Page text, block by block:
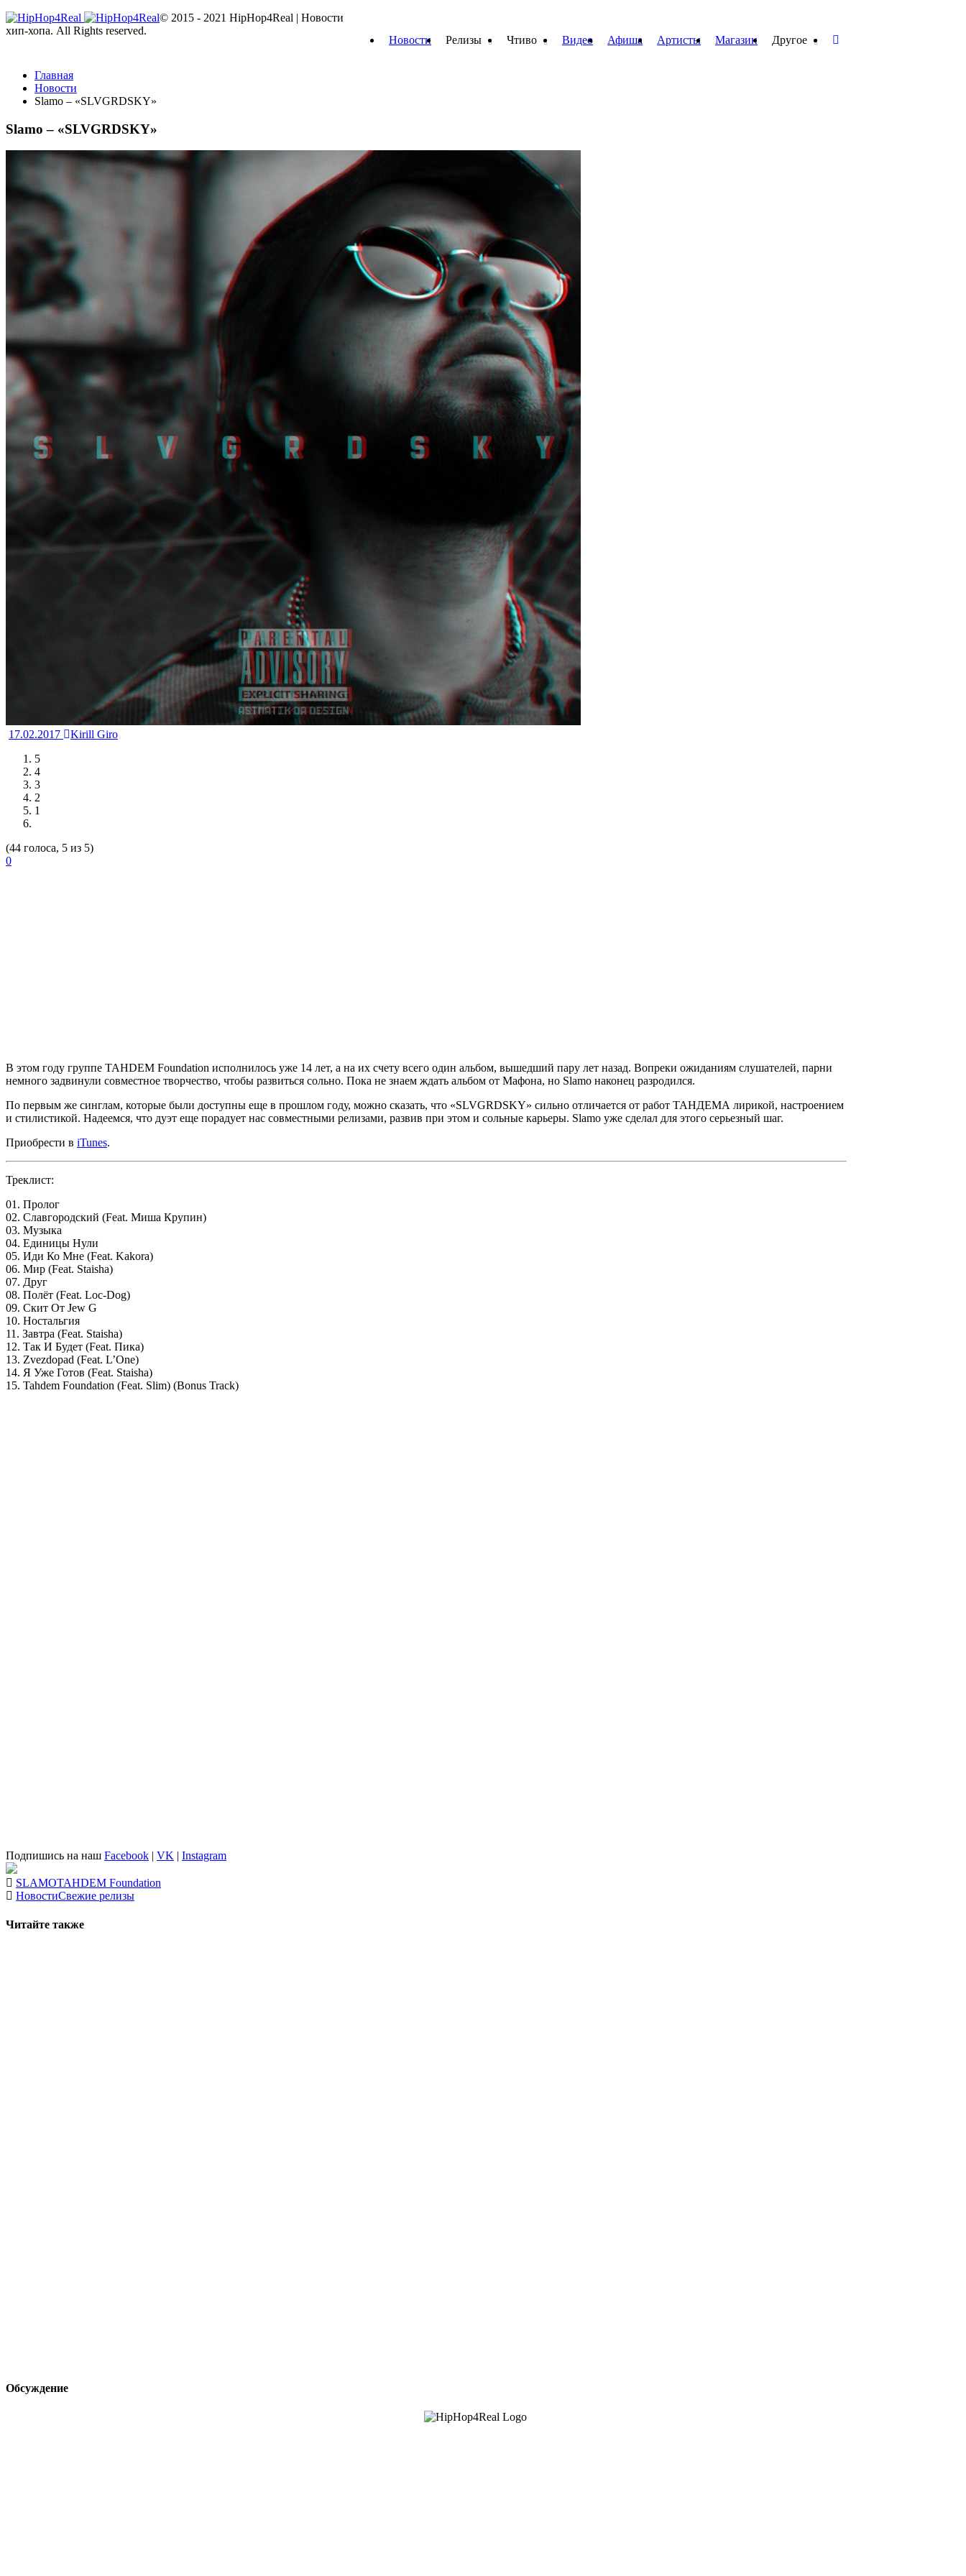
Новости Релизы Чтиво Видео Афиша Артисты Магазин Другое
Главная
Новости
Slamo – «SLVGRDSKY»
Slamo – «SLVGRDSKY»
17.02.2017
Kirill Giro
5
4
3
2
1
(44 голоса, 5 из 5)
0
В этом году группе TAHDEM Foundation исполнилось уже 14 лет, а на их счету всего один альбом, вышедший пару лет назад. Вопреки ожиданиям слушателей, парни
немного задвинули совместное творчество, чтобы развиться сольно. Пока не знаем ждать альбом от Мафона, но Slamo наконец разродился.
По первым же синглам, которые были доступны еще в прошлом году, можно сказать, что «SLVGRDSKY» сильно отличается от работ ТАНДЕМА лирикой, настроением
и стилистикой. Надеемся, что дуэт еще порадует нас совместными релизами, развив при этом и сольные карьеры. Slamo уже сделал для этого серьезный шаг.
Приобрести в iTunes.
Треклист:
01. Пролог
02. Славгородский (Feat. Миша Крупин)
03. Музыка
04. Единицы Нули
05. Иди Ко Мне (Feat. Kakora)
06. Мир (Feat. Staisha)
07. Друг
08. Полёт (Feat. Loc-Dog)
09. Скит От Jew G
10. Ностальгия
11. Завтра (Feat. Staisha)
12. Так И Будет (Feat. Пика)
13. Zvezdopad (Feat. L’One)
14. Я Уже Готов (Feat. Staisha)
15. Tahdem Foundation (Feat. Slim) (Bonus Track)
Подпишись на наш Facebook | VK | Instagram
SLAMOTAHDEM Foundation
НовостиСвежие релизы
Читайте также
Обсуждение
© 2015 - 2021 HipHop4Real | Новости
хип-хопа. All Rights reserved.